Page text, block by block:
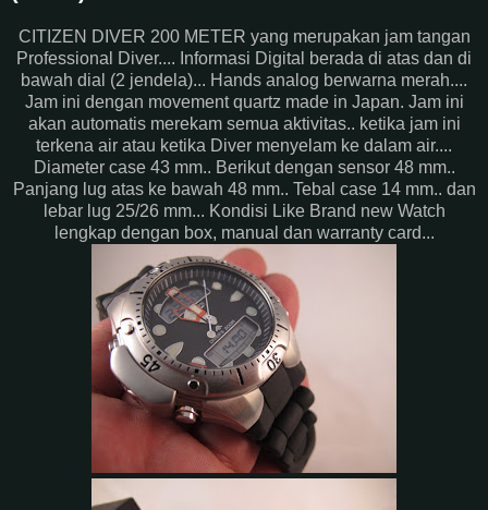
CITIZEN DIVER 200 METER yang merupakan jam tangan
Professional Diver.... Informasi Digital berada di atas dan di
bawah dial (2 jendela)... Hands analog berwarna merah....
Jam ini dengan movement quartz made in Japan. Jam ini
akan automatis merekam semua aktivitas.. ketika jam ini
terkena air atau ketika Diver menyelam ke dalam air....
Diameter case 43 mm.. Berikut dengan sensor 48 mm..
Panjang lug atas ke bawah 48 mm.. Tebal case 14 mm.. dan
lebar lug 25/26 mm... Kondisi Like Brand new Watch
lengkap dengan box, manual dan warranty card...